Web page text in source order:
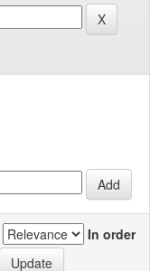
In order